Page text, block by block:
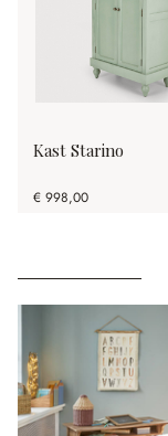
Kast Starino
€ 998,00